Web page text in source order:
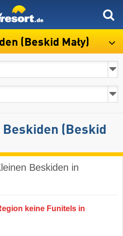
(Beskid Mały)
(Beskid
Beskiden in
keine Funitels in